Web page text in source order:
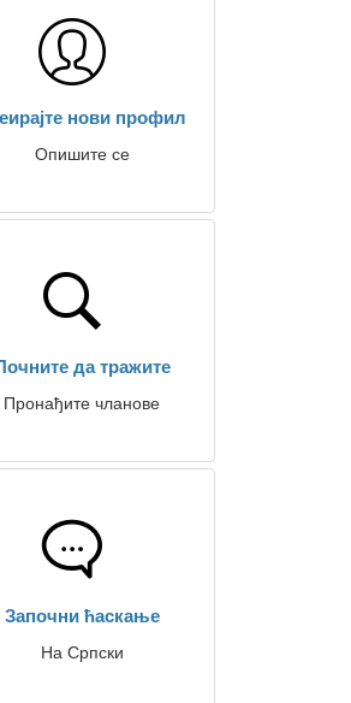
нови профил
Опишите се
да тражите
Пронађите чланове
Започни ћаскање
На Српски